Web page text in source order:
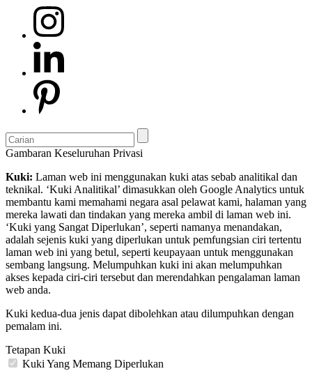
Gambaran Keseluruhan Privasi
Kuki: Laman web ini menggunakan kuki atas sebab analitikal dan
teknikal. ‘Kuki Analitikal’ dimasukkan oleh Google Analytics untuk
membantu kami memahami negara asal pelawat kami, halaman yang
mereka lawati dan tindakan yang mereka ambil di laman web ini.
‘Kuki yang Sangat Diperlukan’, seperti namanya menandakan,
adalah sejenis kuki yang diperlukan untuk pemfungsian ciri tertentu
laman web ini yang betul, seperti keupayaan untuk menggunakan
sembang langsung. Melumpuhkan kuki ini akan melumpuhkan
akses kepada ciri-ciri tersebut dan merendahkan pengalaman laman
web anda.
Kuki kedua-dua jenis dapat dibolehkan atau dilumpuhkan dengan
pemalam ini.
Tetapan Kuki
Kuki Yang Memang Diperlukan